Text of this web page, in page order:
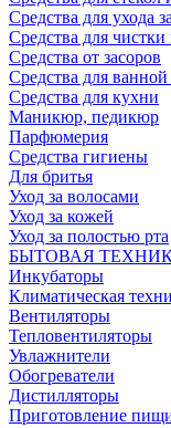
Средства для ухода
Средства для
Средства от засоров
Средства для
Средства для кухни
Маникюр, педикюр
Парфюмерия
Средства гигиены
Для бритья
Уход за волосами
Уход за кожей
Уход за полостью рта
БЫТОВАЯ
Инкубаторы
Климатическая
Вентиляторы
Тепловентиляторы
Увлажнители
Обогреватели
Дистилляторы
Приготовление